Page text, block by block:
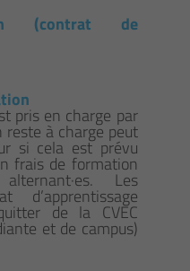
(contrat de
pris en charge par
reste à charge peut
si cela est prévu
frais de formation
Les
d’apprentissage
de la CVEC
et de campus)